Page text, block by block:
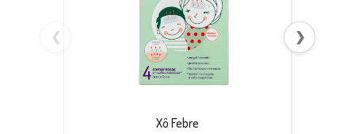
❮
Xô Febre
❯